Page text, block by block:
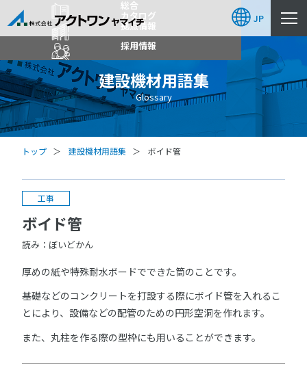
総合
カタログ
拠点情報
採用情報
JP
建設機材用語集
Glossary
トップ 建設機材用語集 ボイド管
工事
ボイド管
読み：ぼいどかん
厚めの紙や特殊耐水ボードでできた筒のことです。
基礎などのコンクリートを打設する際にボイド管を入れるこ
とにより、設備などの配管のための円形空洞を作れます。
また、丸柱を作る際の型枠にも用いることができます。